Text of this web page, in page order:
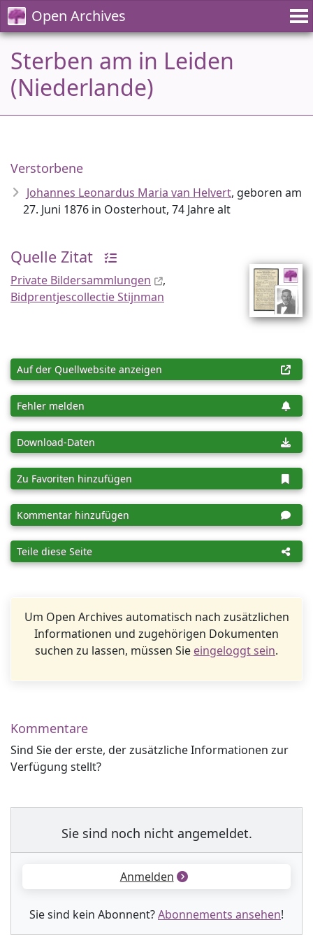
Open Archives
Sterben am in Leiden
(Niederlande)
Verstorbene
Johannes Leonardus Maria van Helvert, geboren am
27. Juni 1876 in Oosterhout, 74 Jahre alt
Quelle Zitat
Private Bildersammlungen
,
Bidprentjescollectie Stijnman
Auf der Quellwebsite anzeigen
Fehler melden
Download-Daten
Zu Favoriten hinzufügen
Kommentar hinzufügen
Teile diese Seite
Um Open Archives automatisch nach zusätzlichen
Informationen und zugehörigen Dokumenten
suchen zu lassen, müssen Sie eingeloggt sein.
Kommentare
Sind Sie der erste, der zusätzliche Informationen zur
Verfügung stellt?
Sie sind noch nicht angemeldet.
Anmelden
Sie sind kein Abonnent?Abonnements ansehen!